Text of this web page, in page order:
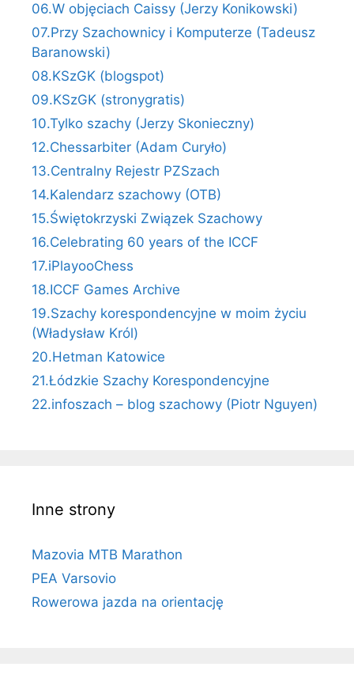
06.W objęciach Caissy (Jerzy Konikowski)
07.Przy Szachownicy i Komputerze (Tadeusz
Baranowski)
08.KSzGK (blogspot)
09.KSzGK (stronygratis)
10.Tylko szachy (Jerzy Skonieczny)
12.Chessarbiter (Adam Curyło)
13.Centralny Rejestr PZSzach
14.Kalendarz szachowy (OTB)
15.Świętokrzyski Związek Szachowy
16.Celebrating 60 years of the ICCF
17.iPlayooChess
18.ICCF Games Archive
19.Szachy korespondencyjne w moim życiu
(Władysław Król)
20.Hetman Katowice
21.Łódzkie Szachy Korespondencyjne
22.infoszach – blog szachowy (Piotr Nguyen)
Inne strony
Mazovia MTB Marathon
PEA Varsovio
Rowerowa jazda na orientację